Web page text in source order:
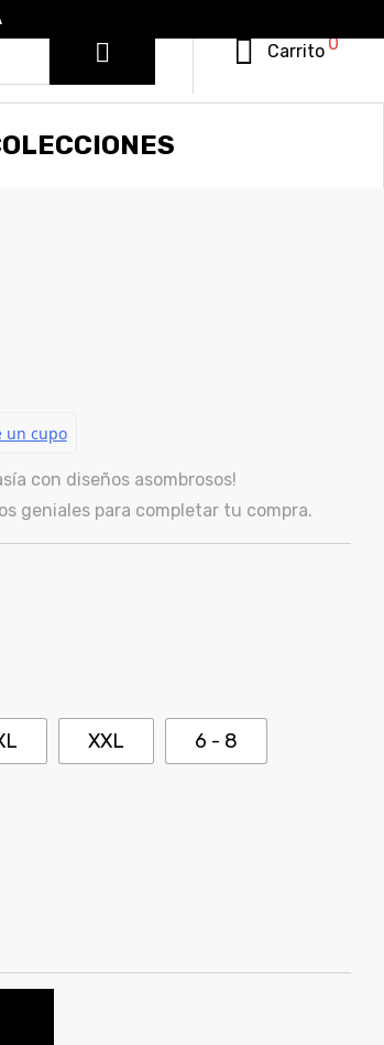
Carrito0
con diseños asombrosos!
geniales para completar tu compra.
XXL 6 - 8